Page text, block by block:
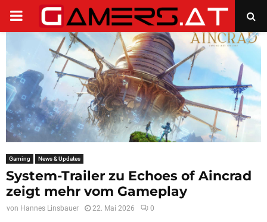
PRIMARY
MENU
Gaming News & Updates
System-Trailer zu Echoes of Aincrad
zeigt mehr vom Gameplay
von Hannes Linsbauer 22. Mai 2026 0